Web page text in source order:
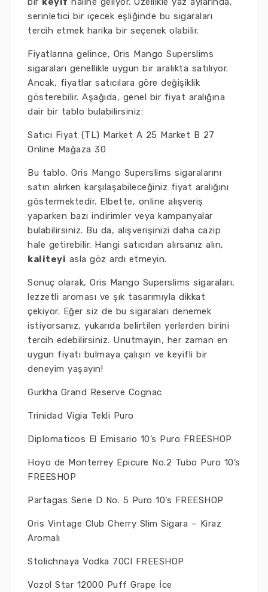
serinletici bir içecek eşliğinde bu sigaraları
tercih etmek harika bir seçenek olabilir.
Fiyatlarına gelince, Oris Mango Superslims
sigaraları genellikle uygun bir aralıkta satılıyor.
Ancak, fiyatlar satıcılara göre değişiklik
gösterebilir. Aşağıda, genel bir fiyat aralığına
dair bir tablo bulabilirsiniz:
Satıcı Fiyat (TL) Market A 25 Market B 27
Online Mağaza 30
Bu tablo, Oris Mango Superslims sigaralarını
satın alırken karşılaşabileceğiniz fiyat aralığını
göstermektedir. Elbette, online alışveriş
yaparken bazı indirimler veya kampanyalar
bulabilirsiniz. Bu da, alışverişinizi daha cazip
hale getirebilir. Hangi satıcıdan alırsanız alın,
kaliteyi asla göz ardı etmeyin.
Sonuç olarak, Oris Mango Superslims sigaraları,
lezzetli aroması ve şık tasarımıyla dikkat
çekiyor. Eğer siz de bu sigaraları denemek
istiyorsanız, yukarıda belirtilen yerlerden birini
tercih edebilirsiniz. Unutmayın, her zaman en
uygun fiyatı bulmaya çalışın ve keyifli bir
deneyim yaşayın!
Gurkha Grand Reserve Cognac
Trinidad Vigia Tekli Puro
Diplomaticos El Emisario 10’s Puro FREESHOP
Hoyo de Monterrey Epicure No.2 Tubo Puro 10’s
FREESHOP
Partagas Serie D No. 5 Puro 10’s FREESHOP
Oris Vintage Club Cherry Slim Sigara – Kiraz
Aromalı
Stolichnaya Vodka 70Cl FREESHOP
Vozol Star 12000 Puff Grape İce